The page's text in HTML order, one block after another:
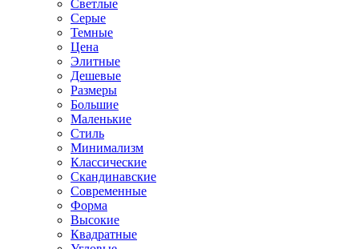
Светлые
Серые
Темные
Цена
Элитные
Дешевые
Размеры
Большие
Маленькие
Стиль
Минимализм
Классические
Скандинавские
Современные
Форма
Высокие
Квадратные